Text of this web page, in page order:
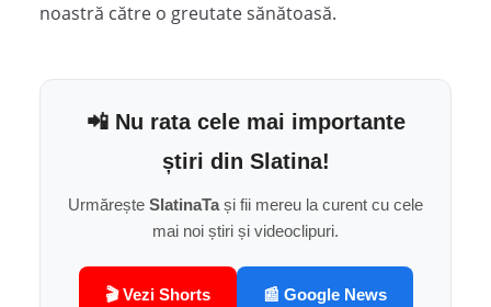
noastră către o greutate sănătoasă.
📲 Nu rata cele mai importante
știri din Slatina!
Urmărește SlatinaTași fii mereu la curent cu cele
mai noi știri și videoclipuri.
🎬 Vezi Shorts 📰 Google News